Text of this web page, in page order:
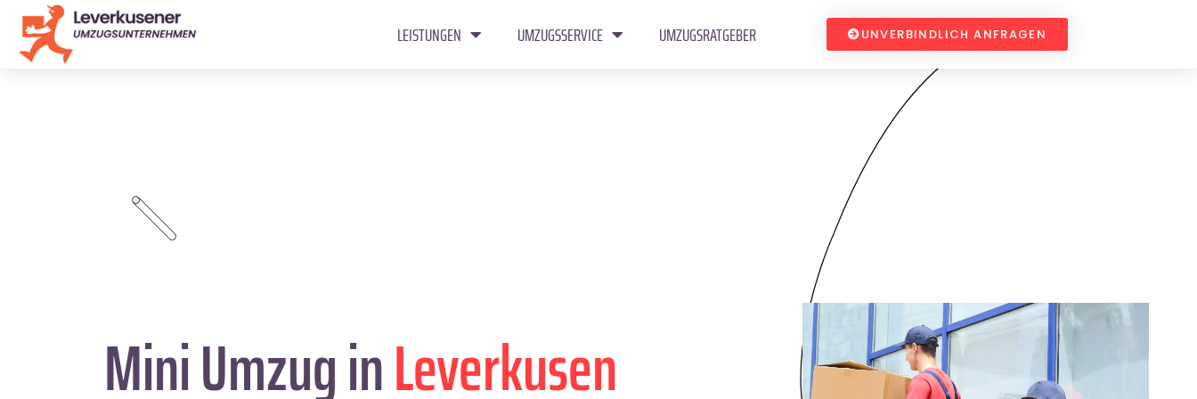
LEISTUNGEN UMZUGSSERVICE UMZUGSRATGEBER UNVERBINDLICH ANFRAGEN
Mini Umzug inLeverkusen